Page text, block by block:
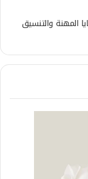
المهنة والتنسيق